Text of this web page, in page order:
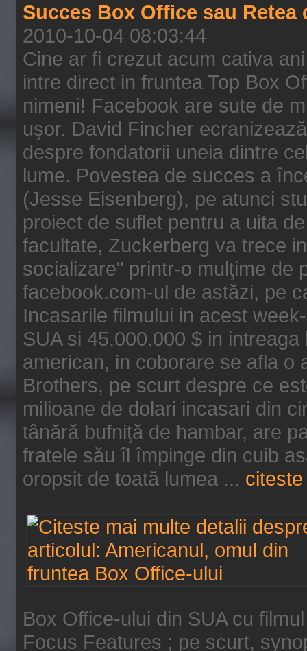
Succes Box Office sau Retea
2010-10-04 08:03:44
Cine ar fi crezut acum cativa
intre direct in fruntea Top Box
nimeni! Facebook are sute de
uşor. David Fincher
despre fondatorii uneia dintre
lume. Povestea de succes a
(Jesse Eisenberg), pe atunci
proiect de suflet pentru a uita
facultate, Zuckerberg va trece
socializare" printr-o mulţime de
facebook.com-ul de astăzi, pe
Incasarile filmului in acest
SUA si 45.000.000 $ in
american, in coborare se afla o
Brothers, pe scurt despre ce
milioane de dolari incasari din
tânără bufniţă de hambar, are
fratele său îl împinge din cuib
oropsit de toată lumea ...
Box Office-ului din SUA cu
Focus Features ; pe scurt,